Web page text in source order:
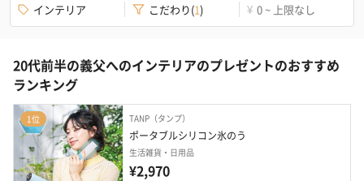
インテリア こだわり(1) ¥ 0 ~ 上限なし
20代前半の義父へのインテリアのプレゼントのおすすめ
ランキング
1位 TANP（タンプ）
ポータブルシリコン氷のう
生活雑貨・日用品
¥2,970